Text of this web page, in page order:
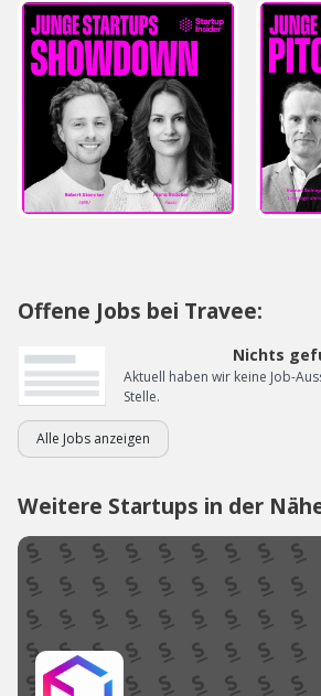
Offene Jobs bei Travee:
Nichts
Aktuell haben wir keine Job-
Stelle.
Alle Jobs anzeigen
Weitere Startups in der